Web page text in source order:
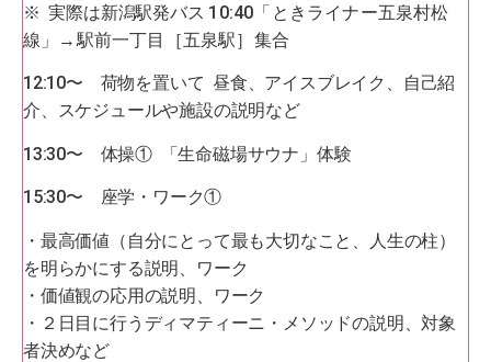
※ 実際は新潟駅発バス 10:40 「ときライナー五泉村松
線」→駅前一丁目［五泉駅］集合
12:10〜 荷物を置いて 昼食、アイスブレイク、自己紹
介、スケジュールや施設の説明など
13:30〜 体操① 「生命磁場サウナ」体験
15:30〜 座学・ワーク①
・最高価値（自分にとって最も大切なこと、人生の柱）
を明らかにする説明、ワーク
・価値観の応用の説明、ワーク
・２日目に行うディマティーニ・メソッドの説明、対象
者決めなど